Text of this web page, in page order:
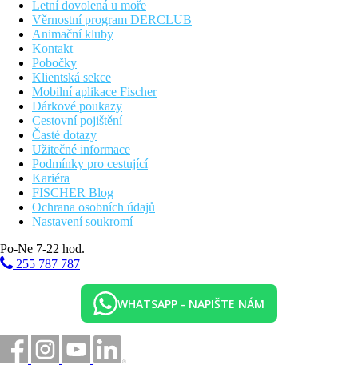
Letní dovolená u moře
Věrnostní program DERCLUB
Animační kluby
Kontakt
Pobočky
Klientská sekce
Mobilní aplikace Fischer
Dárkové poukazy
Cestovní pojištění
Časté dotazy
Užitečné informace
Podmínky pro cestující
Kariéra
FISCHER Blog
Ochrana osobních údajů
Nastavení soukromí
Po-Ne 7-22 hod.
255 787 787
WHATSAPP - NAPIŠTE NÁM